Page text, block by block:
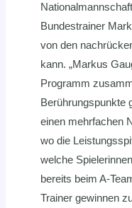
Bundestrainer
von den
kann. „Markus
Programm
Berührungspunkte
einen mehrfachen
wo die
welche
bereits beim A-
Trainer gewinnen